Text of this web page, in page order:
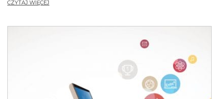
CZYTAJ WIĘCEJ